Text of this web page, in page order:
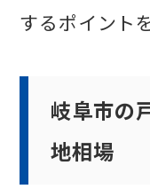
するポイント
岐阜市の
地相場